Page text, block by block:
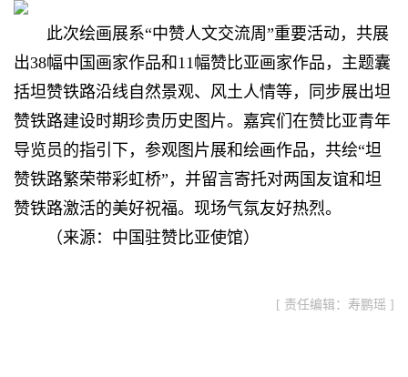
此次绘画展系“中赞人文交流周”重要活动，共展
出38幅中国画家作品和11幅赞比亚画家作品，主题囊
括坦赞铁路沿线自然景观、风土人情等，同步展出坦
赞铁路建设时期珍贵历史图片。嘉宾们在赞比亚青年
导览员的指引下，参观图片展和绘画作品，共绘“坦
赞铁路繁荣带彩虹桥”，并留言寄托对两国友谊和坦
赞铁路激活的美好祝福。现场气氛友好热烈。
（来源：中国驻赞比亚使馆）
[ 责任编辑：寿鹏瑶 ]